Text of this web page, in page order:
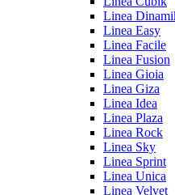
Linea
Linea Easy
Linea Facile
Linea Fusion
Linea Gioia
Linea Giza
Linea Idea
Linea Plaza
Linea Rock
Linea Sky
Linea Sprint
Linea Unica
Linea Velvet